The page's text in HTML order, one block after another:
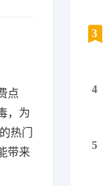
点
，为
热门
带来
3
4
5